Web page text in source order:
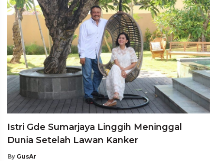
Istri Gde Sumarjaya Linggih Meninggal
Dunia Setelah Lawan Kanker
By GusAr